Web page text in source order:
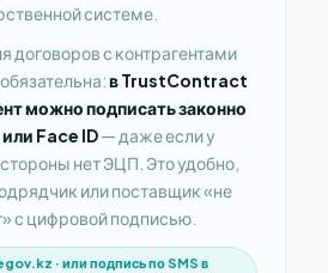
системе.
договоров с контрагентами
в TrustContract
можно подписать законно
или Face ID— даже если у
нет ЭЦП. Это удобно,
или поставщик «не
с цифровой подписью.
· или подпись по SMS в